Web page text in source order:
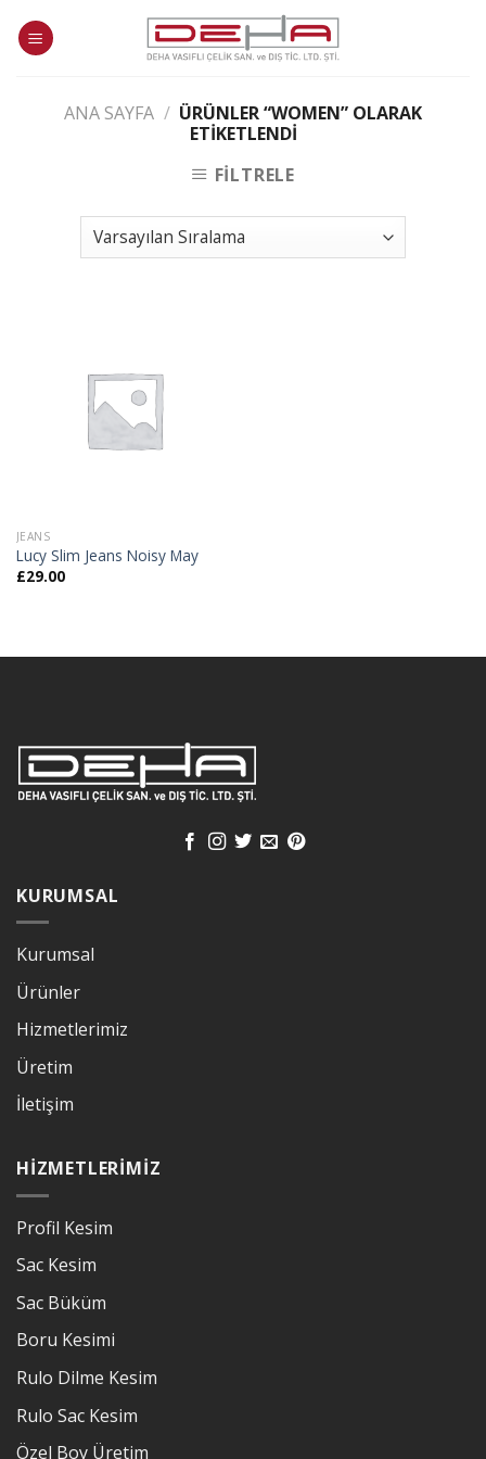
ANA SAYFA / ÜRÜNLER “WOMEN” OLARAK
ETIKETLENDI
FILTRELE
JEANS
Lucy Slim Jeans Noisy May
£29.00
KURUMSAL
Kurumsal
Ürünler
Hizmetlerimiz
Üretim
İletişim
HIZMETLERIMIZ
Profil Kesim
Sac Kesim
Sac Büküm
Boru Kesimi
Rulo Dilme Kesim
Rulo Sac Kesim
Özel Boy Üretim